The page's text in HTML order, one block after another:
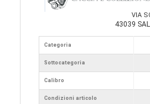
VIA
43039
Categoria
Sottocategoria
Calibro
Condizioni articolo